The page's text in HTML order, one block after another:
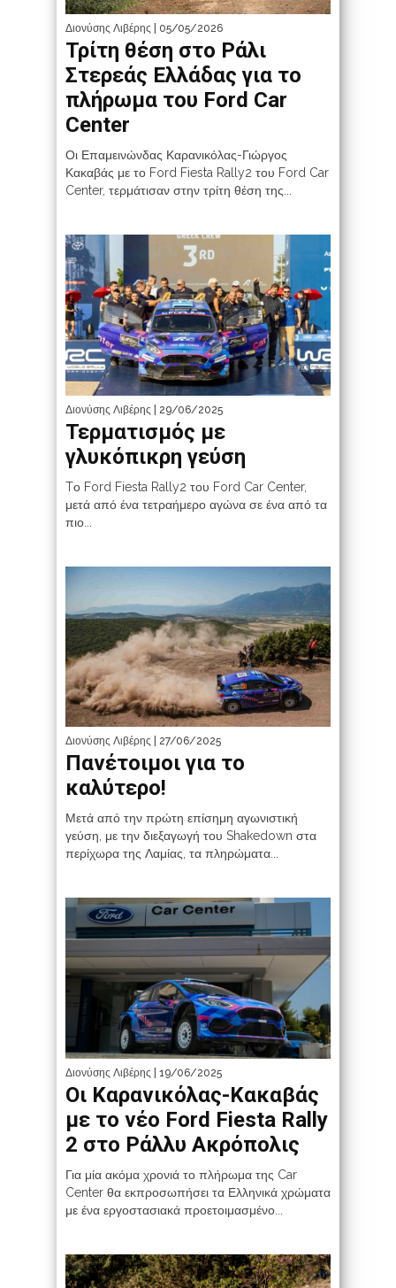
Διονύσης Λιβέρης | 05/05/2026
Τρίτη θέση στο Ράλι
Στερεάς Ελλάδας για το
πλήρωμα του Ford Car
Center
Οι Επαμεινώνδας Καρανικόλας-Γιώργος
Κακαβάς με το Ford Fiesta Rally2 του Ford Car
Center, τερμάτισαν στην τρίτη θέση της...
Διονύσης Λιβέρης | 29/06/2025
Τερματισμός με
γλυκόπικρη γεύση
Tο Ford Fiesta Rally2 του Ford Car Center,
μετά από ένα τετραήμερο αγώνα σε ένα από τα
πιο...
Διονύσης Λιβέρης | 27/06/2025
Πανέτοιμοι για το
καλύτερο!
Μετά από την πρώτη επίσημη αγωνιστική
γεύση, με την διεξαγωγή του Shakedown στα
περίχωρα της Λαμίας, τα πληρώματα...
Διονύσης Λιβέρης | 19/06/2025
Οι Καρανικόλας-Κακαβάς
με το νέο Ford Fiesta Rally
2 στο Ράλλυ Ακρόπολις
Για μία ακόμα χρονιά το πλήρωμα της Car
Center θα εκπροσωπήσει τα Ελληνικά χρώματα
με ένα εργοστασιακά προετοιμασμένο...